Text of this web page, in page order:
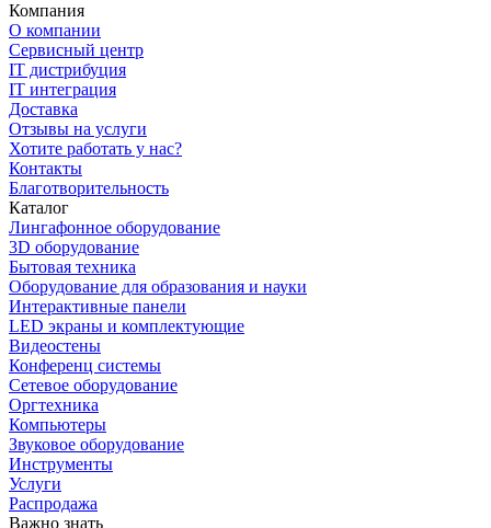
Компания
О компании
Сервисный центр
IT дистрибуция
IT интеграция
Доставка
Отзывы на услуги
Хотите работать у нас?
Контакты
Благотворительность
Каталог
Лингафонное оборудование
3D оборудование
Бытовая техника
Оборудование для образования и науки
Интерактивные панели
LED экраны и комплектующие
Видеостены
Конференц системы
Сетевое оборудование
Оргтехника
Компьютеры
Звуковое оборудование
Инструменты
Услуги
Распродажа
Важно знать